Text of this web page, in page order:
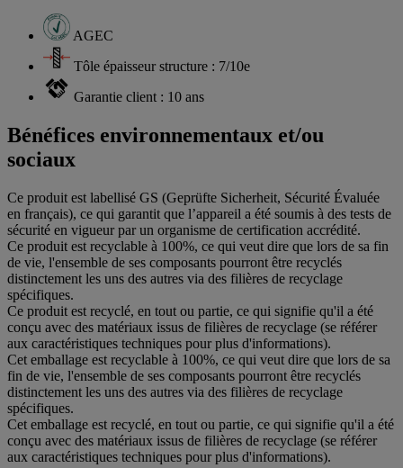
AGEC
Tôle épaisseur structure : 7/10e
Garantie client : 10 ans
Bénéfices environnementaux et/ou
sociaux
Ce produit est labellisé GS (Geprüfte Sicherheit, Sécurité Évaluée
en français), ce qui garantit que l’appareil a été soumis à des tests de
sécurité en vigueur par un organisme de certification accrédité.
Ce produit est recyclable à 100%, ce qui veut dire que lors de sa fin
de vie, l'ensemble de ses composants pourront être recyclés
distinctement les uns des autres via des filières de recyclage
spécifiques.
Ce produit est recyclé, en tout ou partie, ce qui signifie qu'il a été
conçu avec des matériaux issus de filières de recyclage (se référer
aux caractéristiques techniques pour plus d'informations).
Cet emballage est recyclable à 100%, ce qui veut dire que lors de sa
fin de vie, l'ensemble de ses composants pourront être recyclés
distinctement les uns des autres via des filières de recyclage
spécifiques.
Cet emballage est recyclé, en tout ou partie, ce qui signifie qu'il a été
conçu avec des matériaux issus de filières de recyclage (se référer
aux caractéristiques techniques pour plus d'informations).